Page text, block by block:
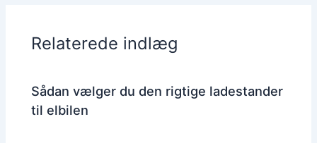
Relaterede indlæg
Sådan vælger du den rigtige ladestander
til elbilen